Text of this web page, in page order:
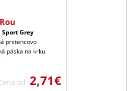
Sport Grey
prstencovo
páska na krku.
od 2,71€